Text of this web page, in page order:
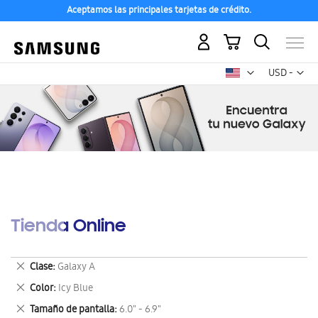
Aceptamos las principales tarjetas de crédito.
USD -
dólar
Mi carrito
Tienda Online
Clase Galaxy A
Eliminar
este
artículo
Color Icy Blue
Eliminar
este
Tamaño de pantalla 6.0" - 6.9"
Eliminar